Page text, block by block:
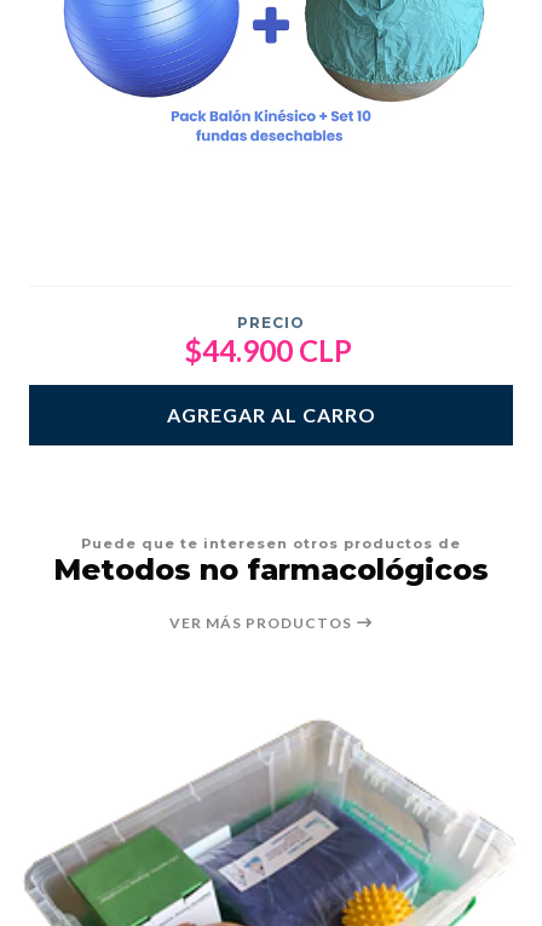
PRECIO
$44.900 CLP
AGREGAR AL CARRO
Puede que te interesen otros productos de
Metodos no farmacológicos
VER MÁS PRODUCTOS